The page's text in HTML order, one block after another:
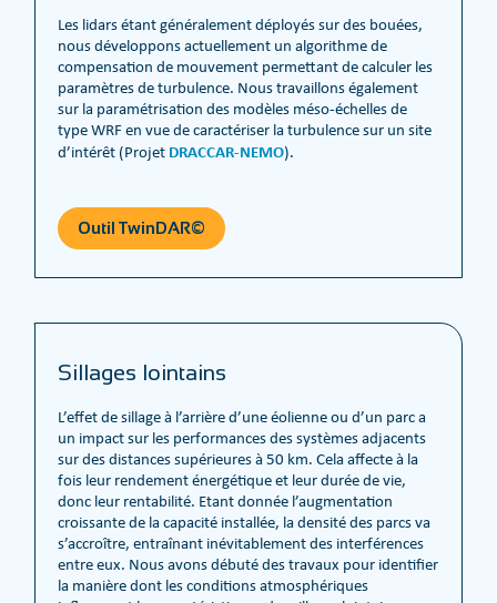
Les lidars étant généralement déployés sur des bouées,
nous développons actuellement un algorithme de
compensation de mouvement permettant de calculer les
paramètres de turbulence. Nous travaillons également
sur la paramétrisation des modèles méso-échelles de
type WRF en vue de caractériser la turbulence sur un site
d’intérêt (Projet DRACCAR-NEMO).
Outil TwinDAR©
Sillages lointains
L’effet de sillage à l’arrière d’une éolienne ou d’un parc a
un impact sur les performances des systèmes adjacents
sur des distances supérieures à 50 km. Cela affecte à la
fois leur rendement énergétique et leur durée de vie,
donc leur rentabilité. Etant donnée l’augmentation
croissante de la capacité installée, la densité des parcs va
s’accroître, entraînant inévitablement des interférences
entre eux. Nous avons débuté des travaux pour identifier
la manière dont les conditions atmosphériques